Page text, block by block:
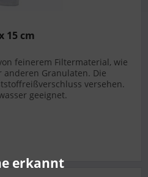
15 cm
feinerem Filtermaterial, wie
anderen Granulaten. Die
versehen.
geeignet.
erkannt